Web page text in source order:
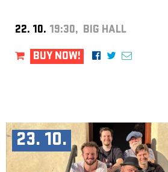
22. 10. 19:30, BIG HALL
BUY NOW!
23. 10.